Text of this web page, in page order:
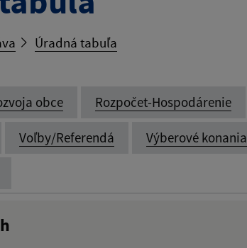
Úradná tabuľa
obce Rozpočet-Hospodárenie
Voľby/Referendá Výberové konania